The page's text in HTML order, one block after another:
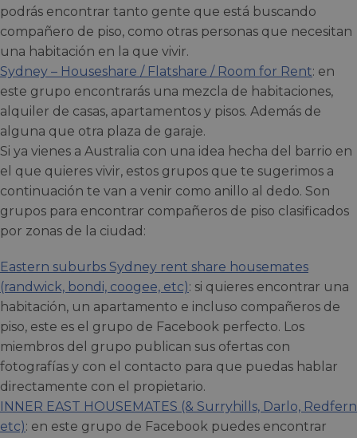
podrás encontrar tanto gente que está buscando
compañero de piso, como otras personas que necesitan
una habitación en la que vivir.
Sydney – Houseshare / Flatshare / Room for Rent: en
este grupo encontrarás una mezcla de habitaciones,
alquiler de casas, apartamentos y pisos. Además de
alguna que otra plaza de garaje.
Si ya vienes a Australia con una idea hecha del barrio en
el que quieres vivir, estos grupos que te sugerimos a
continuación te van a venir como anillo al dedo. Son
grupos para encontrar compañeros de piso clasificados
por zonas de la ciudad:
Eastern suburbs Sydney rent share housemates
(randwick, bondi, coogee, etc): si quieres encontrar una
habitación, un apartamento e incluso compañeros de
piso, este es el grupo de Facebook perfecto. Los
miembros del grupo publican sus ofertas con
fotografías y con el contacto para que puedas hablar
directamente con el propietario.
INNER EAST HOUSEMATES (& Surryhills, Darlo, Redfern
etc): en este grupo de Facebook puedes encontrar